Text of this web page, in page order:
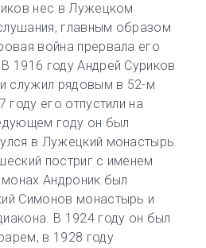
нес в Лужецком
главным образом
война прервала его
1916 году Андрей Суриков
служил рядовым в 52-м
году его отпустили на
году он был
в Лужецкий монастырь.
постриг с именем
Андроник был
Симонов монастырь и
В 1924 году он был
в 1928 году